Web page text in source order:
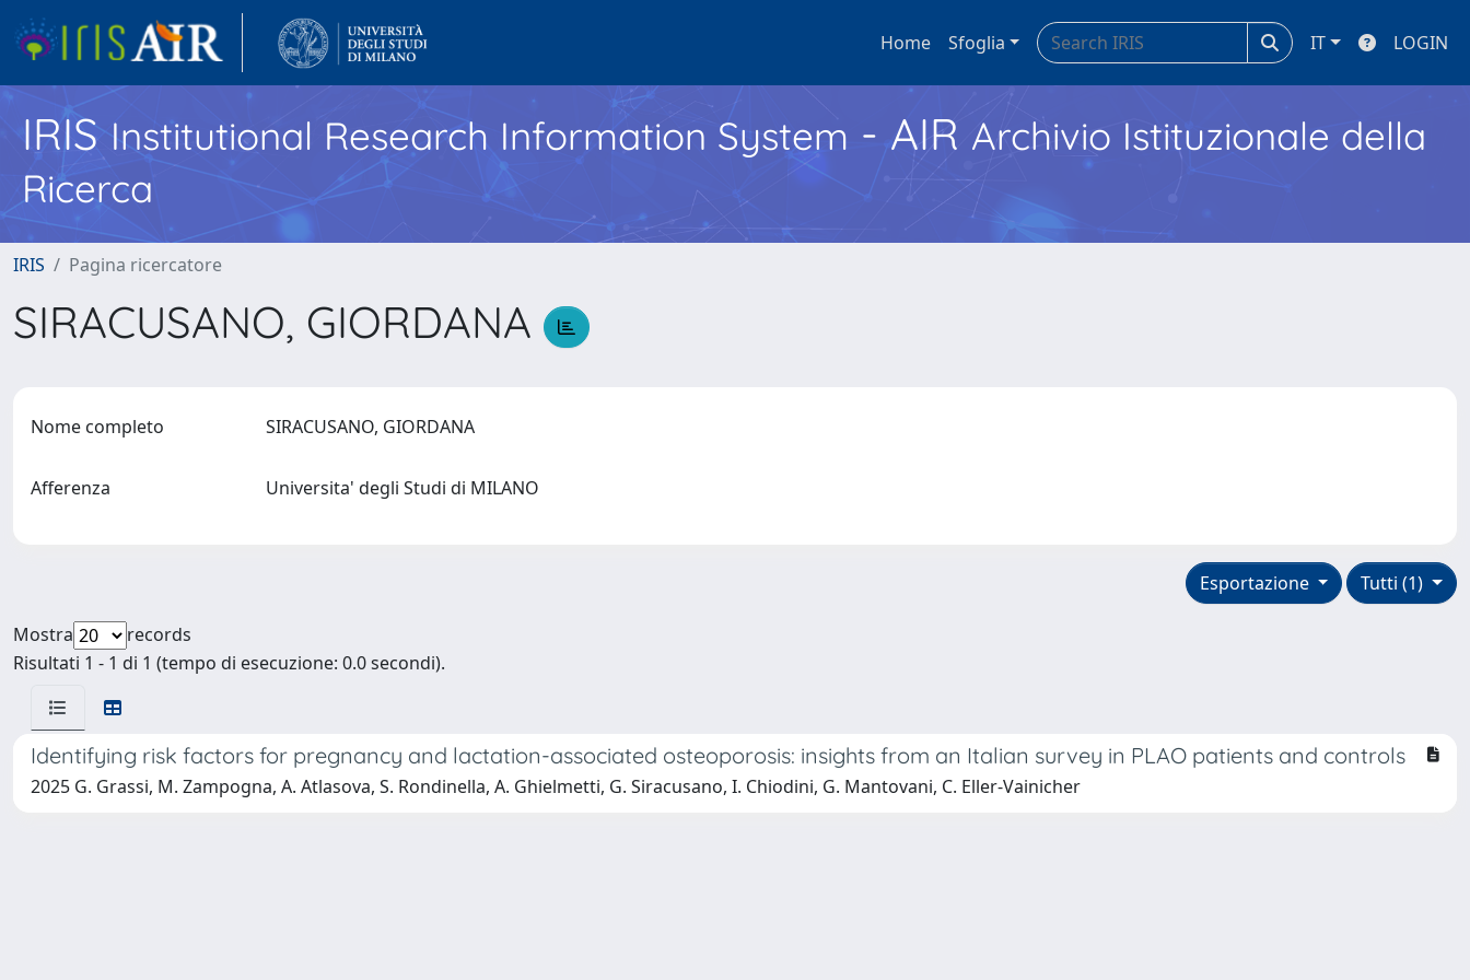
Home Sfoglia IT LOGIN
IRISInstitutional Research Information System - AIR Archivio Istituzionale della
Ricerca
IRIS Pagina ricercatore
SIRACUSANO, GIORDANA
Nome completo SIRACUSANO, GIORDANA
Afferenza Universita' degli Studi di MILANO
Tutti (1)
Esportazione
Mostra
records
Risultati 1 - 1 di 1 (tempo di esecuzione: 0.0 secondi).
Identifying risk factors for pregnancy and lactation-associated osteoporosis: insights from an Italian survey in PLAO patients and controls
2025 G. Grassi, M. Zampogna, A. Atlasova, S. Rondinella, A. Ghielmetti, G. Siracusano, I. Chiodini, G. Mantovani, C. Eller-Vainicher